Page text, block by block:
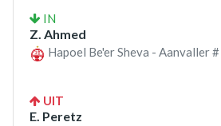
IN
Z. Ahmed
Hapoel Be'er Sheva - Aanvaller #
UIT
E. Peretz